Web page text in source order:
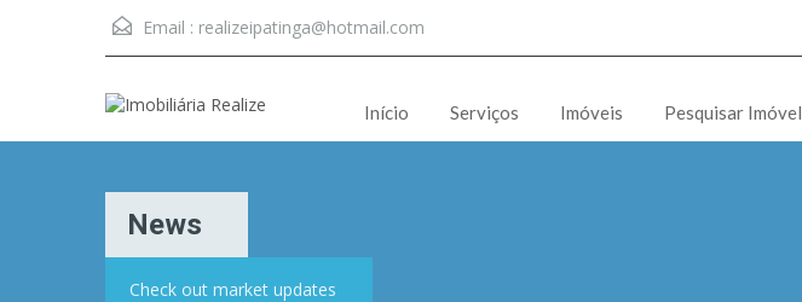
Email : realizeipatinga@hotmail.com
Início Serviços Imóveis Pesquisar Imóvel
News
Check out market updates